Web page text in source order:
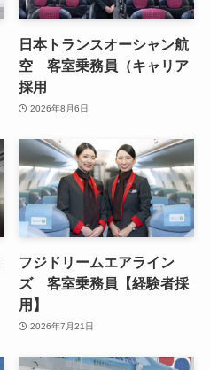
日本トランスオーシャン航
空 客室乗務員（キャリア
採用
2026年8月6日
フジドリームエアライン
ズ 客室乗務員【経験者採
用】
2026年7月21日